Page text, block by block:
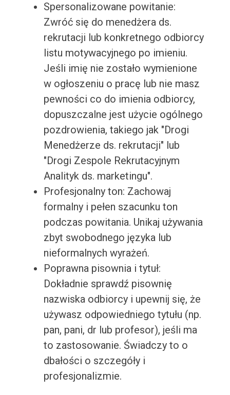
Spersonalizowane powitanie:
Zwróć się do menedżera ds.
rekrutacji lub konkretnego odbiorcy
listu motywacyjnego po imieniu.
Jeśli imię nie zostało wymienione
w ogłoszeniu o pracę lub nie masz
pewności co do imienia odbiorcy,
dopuszczalne jest użycie ogólnego
pozdrowienia, takiego jak "Drogi
Menedżerze ds. rekrutacji" lub
"Drogi Zespole Rekrutacyjnym
Analityk ds. marketingu".
Profesjonalny ton: Zachowaj
formalny i pełen szacunku ton
podczas powitania. Unikaj używania
zbyt swobodnego języka lub
nieformalnych wyrażeń.
Poprawna pisownia i tytuł:
Dokładnie sprawdź pisownię
nazwiska odbiorcy i upewnij się, że
używasz odpowiedniego tytułu (np.
pan, pani, dr lub profesor), jeśli ma
to zastosowanie. Świadczy to o
dbałości o szczegóły i
profesjonalizmie.